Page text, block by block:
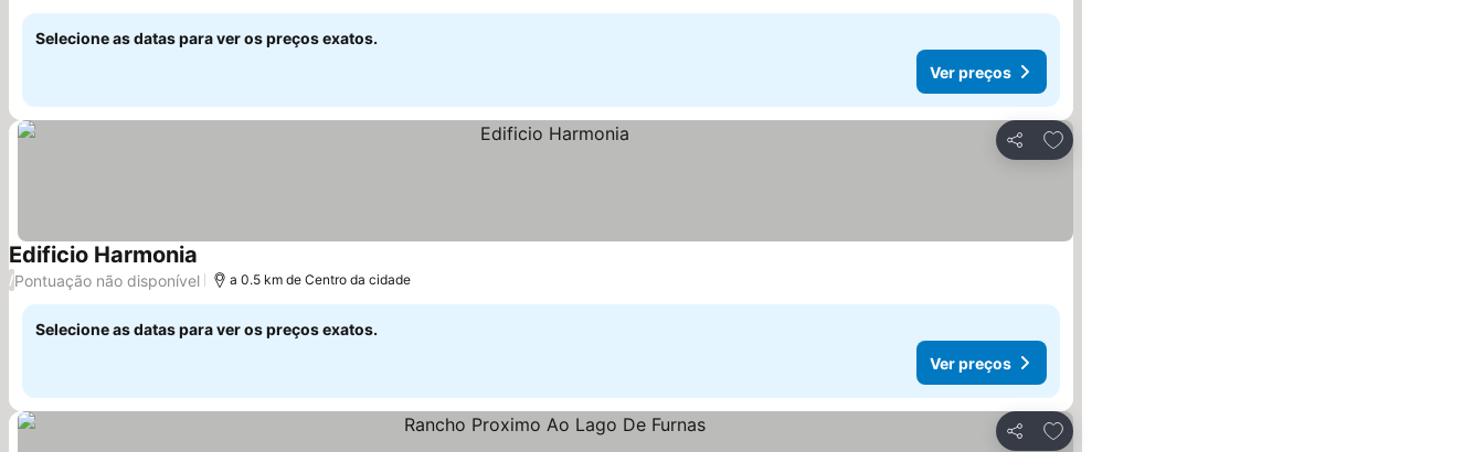
Selecione as datas para ver os preços exatos.
Ver preços
Partilhar
Adicionar aos favoritos
Edificio Harmonia Ver preços
/Pontuação não disponível a 0.5 km de Centro da cidade
Selecione as datas para ver os preços exatos.
Ver preços
Partilhar
Adicionar aos favoritos